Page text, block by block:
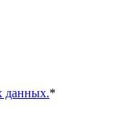
данных.*